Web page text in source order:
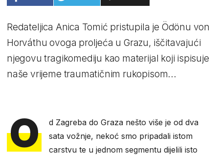
Redateljica Anica Tomić pristupila je Ödönu von
Horváthu ovoga proljeća u Grazu, iščitavajući
njegovu tragikomediju kao materijal koji ispisuje
naše vrijeme traumatičnim rukopisom...
O
d Zagreba do Graza nešto više je od dva
sata vožnje, nekoć smo pripadali istom
carstvu te u jednom segmentu dijelili isto